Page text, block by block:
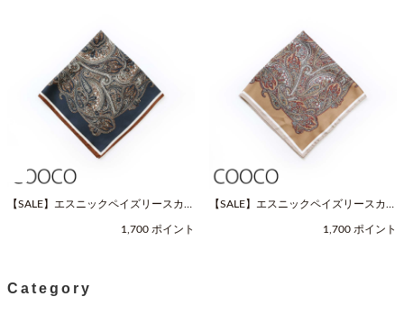
【SALE】エスニックペイズリースカー
1,700 ポイント
【SALE】エスニックペイズリースカー
1,700 ポイント
Category